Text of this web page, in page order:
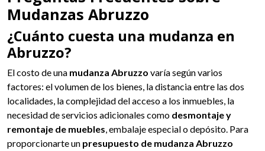
Mudanzas Abruzzo
¿Cuánto cuesta una mudanza en
Abruzzo?
El costo de una mudanza Abruzzo varía según varios
factores: el volumen de los bienes, la distancia entre las dos
localidades, la complejidad del acceso a los inmuebles, la
necesidad de servicios adicionales como desmontaje y
remontaje de muebles, embalaje especial o depósito. Para
proporcionarte un presupuesto de mudanza Abruzzo